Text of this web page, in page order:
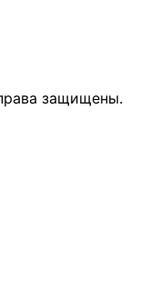
защищены.